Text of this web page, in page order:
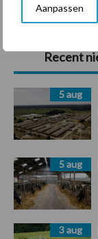
Aanpassen
Primaire
Sidebar
Recent
5 aug
5 aug
3 aug